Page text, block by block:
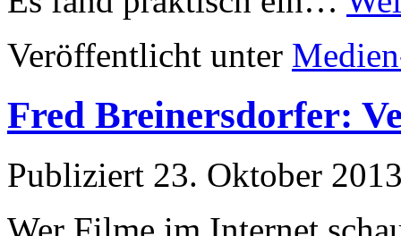
Veröffentlicht unter
Fred Breinersdorfer:
Publiziert 23. Oktober